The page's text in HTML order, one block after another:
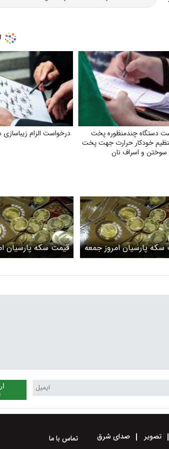
دستگاه چندمنظوره پخت
خودکار حرارت جهت پخت
سوختن و اسراف نان
درخواست الزام
پارسیان امروز جمعه
قیمت سکه پارسیان
شنبه ۲۶ فروردین ۱۴۰۴
تصویر صدای شرق تماس با ما